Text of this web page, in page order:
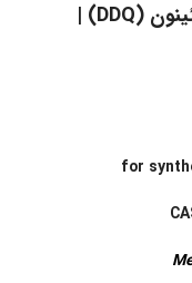
۲,۳-دی‌کلرو-۵,۶-دی‌سیانو-p-بنزوکوئینون (DDQ) |
for